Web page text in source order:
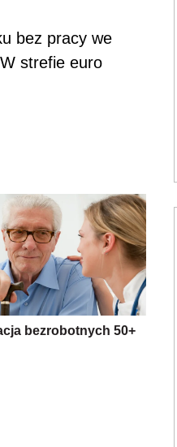
bez pracy we
strefie euro
bezrobotnych 50+